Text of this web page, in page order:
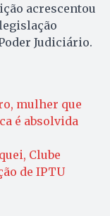
acrescentou
Judiciário.
mulher que
é absolvida
Clube
de IPTU